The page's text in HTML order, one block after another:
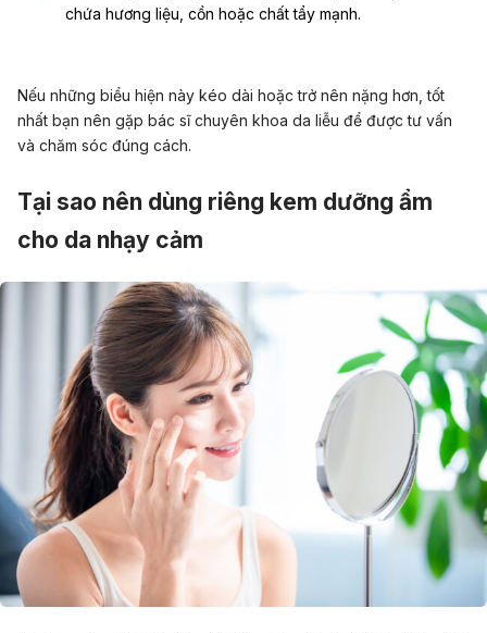
chứa hương liệu, cồn hoặc chất tẩy mạnh.
Nếu những biểu hiện này kéo dài hoặc trở nên nặng hơn, tốt
nhất bạn nên gặp bác sĩ chuyên khoa da liễu để được tư vấn
và chăm sóc đúng cách.
Tại sao nên dùng riêng kem dưỡng ẩm
cho da nhạy cảm